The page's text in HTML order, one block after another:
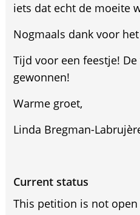
iets dat echt de moeite
Nogmaals dank voor
Tijd voor een feestje!
gewonnen!
Warme groet,
Linda Bregman-
Current status
This petition is not